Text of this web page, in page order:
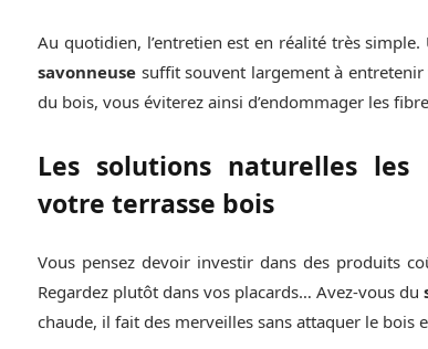
Au quotidien, l’entretien est en réalité très simple.
savonneuse suffit souvent largement à
du bois, vous éviterez ainsi d’endommager les
Les solutions naturelles
votre terrasse bois
Vous pensez devoir investir dans des produits
Regardez plutôt dans vos placards… Avez-vous du
chaude, il fait des merveilles sans attaquer le bois